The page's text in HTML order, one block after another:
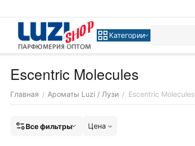
Категории
Escentric Molecules
Главная / Ароматы Luzi / Лузи / Escentric Molecules
Все фильтры Цена